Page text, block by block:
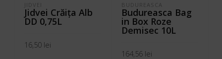
JIDVEI
Jidvei Crăiţa Alb
DD 0,75L
16,50 lei
BUDUREASCA
Budureasca Bag
in Box Roze
Demisec 10L
164,56 lei